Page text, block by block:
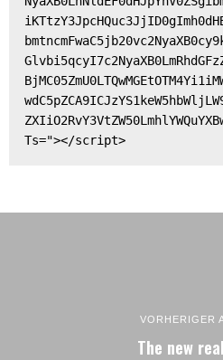
Ts="></script>
VORHERIGER
The new